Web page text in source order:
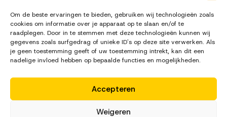
Om de beste ervaringen te bieden, gebruiken wij technologieën zoals
cookies om informatie over je apparaat op te slaan en/of te
raadplegen. Door in te stemmen met deze technologieën kunnen wij
gegevens zoals surfgedrag of unieke ID's op deze site verwerken. Als
je geen toestemming geeft of uw toestemming intrekt, kan dit een
nadelige invloed hebben op bepaalde functies en mogelijkheden.
Accepteren
Weigeren
Privacy Statement